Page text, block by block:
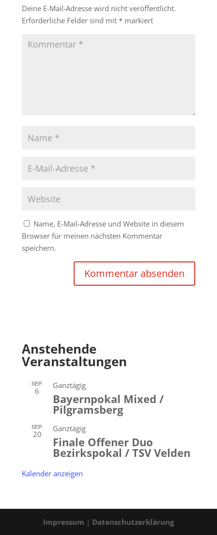
Deine E-Mail-Adresse wird nicht veröffentlicht.
Erforderliche Felder sind mit *markiert
Name, E-Mail-Adresse und Website in diesem
Browser für meinen nächsten Kommentar
speichern.
Anstehende
Veranstaltungen
SEP.
6
Ganztägig
Bayernpokal Mixed /
Pilgramsberg
SEP.
20
Ganztägig
Finale Offener Duo
Bezirkspokal / TSV Velden
Kalender anzeigen
Impressum | Datenschutzerklärung